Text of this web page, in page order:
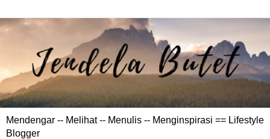
Mendengar -- Melihat -- Menulis -- Menginspirasi == Lifestyle
Blogger